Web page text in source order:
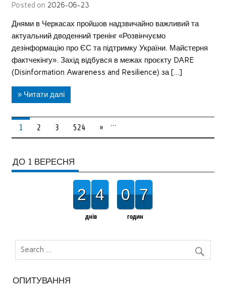
Posted on 2026-06-23
Днями в Черкасах пройшов надзвичайно важливий та
актуальний дводенний тренінг «Розвінчуємо
дезінформацію про ЄС та підтримку України. Майстерня
фактчекінгу». Захід відбувся в межах проєкту DARE
(Disinformation Awareness and Resilience) за […]
» Читати далі
1 2 3 …
524 »
ДО 1 ВЕРЕСНЯ
2 4
днів
0 7
годин
ОПИТУВАННЯ